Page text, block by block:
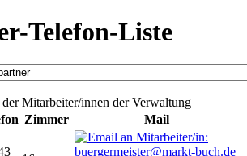
Telefon-Liste
Mitarbeiter/innen der Verwaltung
Zimmer
Mail